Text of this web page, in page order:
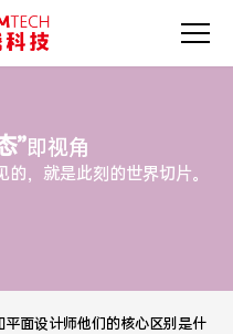
”即视角
的，就是此刻的世界切片。
平面设计师他们的核心区别是什